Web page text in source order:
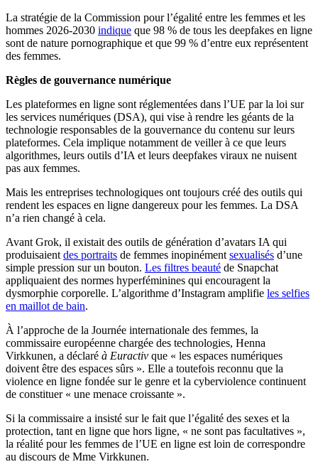
La stratégie de la Commission pour l’égalité entre les femmes et les
hommes 2026-2030 indique que 98 % de tous les deepfakes en ligne
sont de nature pornographique et que 99 % d’entre eux représentent
des femmes.
Règles de gouvernance numérique
Les plateformes en ligne sont réglementées dans l’UE par la loi sur
les services numériques (DSA), qui vise à rendre les géants de la
technologie responsables de la gouvernance du contenu sur leurs
plateformes. Cela implique notamment de veiller à ce que leurs
algorithmes, leurs outils d’IA et leurs deepfakes viraux ne nuisent
pas aux femmes.
Mais les entreprises technologiques ont toujours créé des outils qui
rendent les espaces en ligne dangereux pour les femmes. La DSA
n’a rien changé à cela.
Avant Grok, il existait des outils de génération d’avatars IA qui
produisaient des portraits de femmes inopinément sexualisés d’une
simple pression sur un bouton. Les filtres beauté de Snapchat
appliquaient des normes hyperféminines qui encouragent la
dysmorphie corporelle. L’algorithme d’Instagram amplifie les selfies
en maillot de bain.
À l’approche de la Journée internationale des femmes, la
commissaire européenne chargée des technologies, Henna
Virkkunen, a déclaré à Euractiv que « les espaces numériques
doivent être des espaces sûrs ». Elle a toutefois reconnu que la
violence en ligne fondée sur le genre et la cyberviolence continuent
de constituer « une menace croissante ».
Si la commissaire a insisté sur le fait que l’égalité des sexes et la
protection, tant en ligne que hors ligne, « ne sont pas facultatives »,
la réalité pour les femmes de l’UE en ligne est loin de correspondre
au discours de Mme Virkkunen.